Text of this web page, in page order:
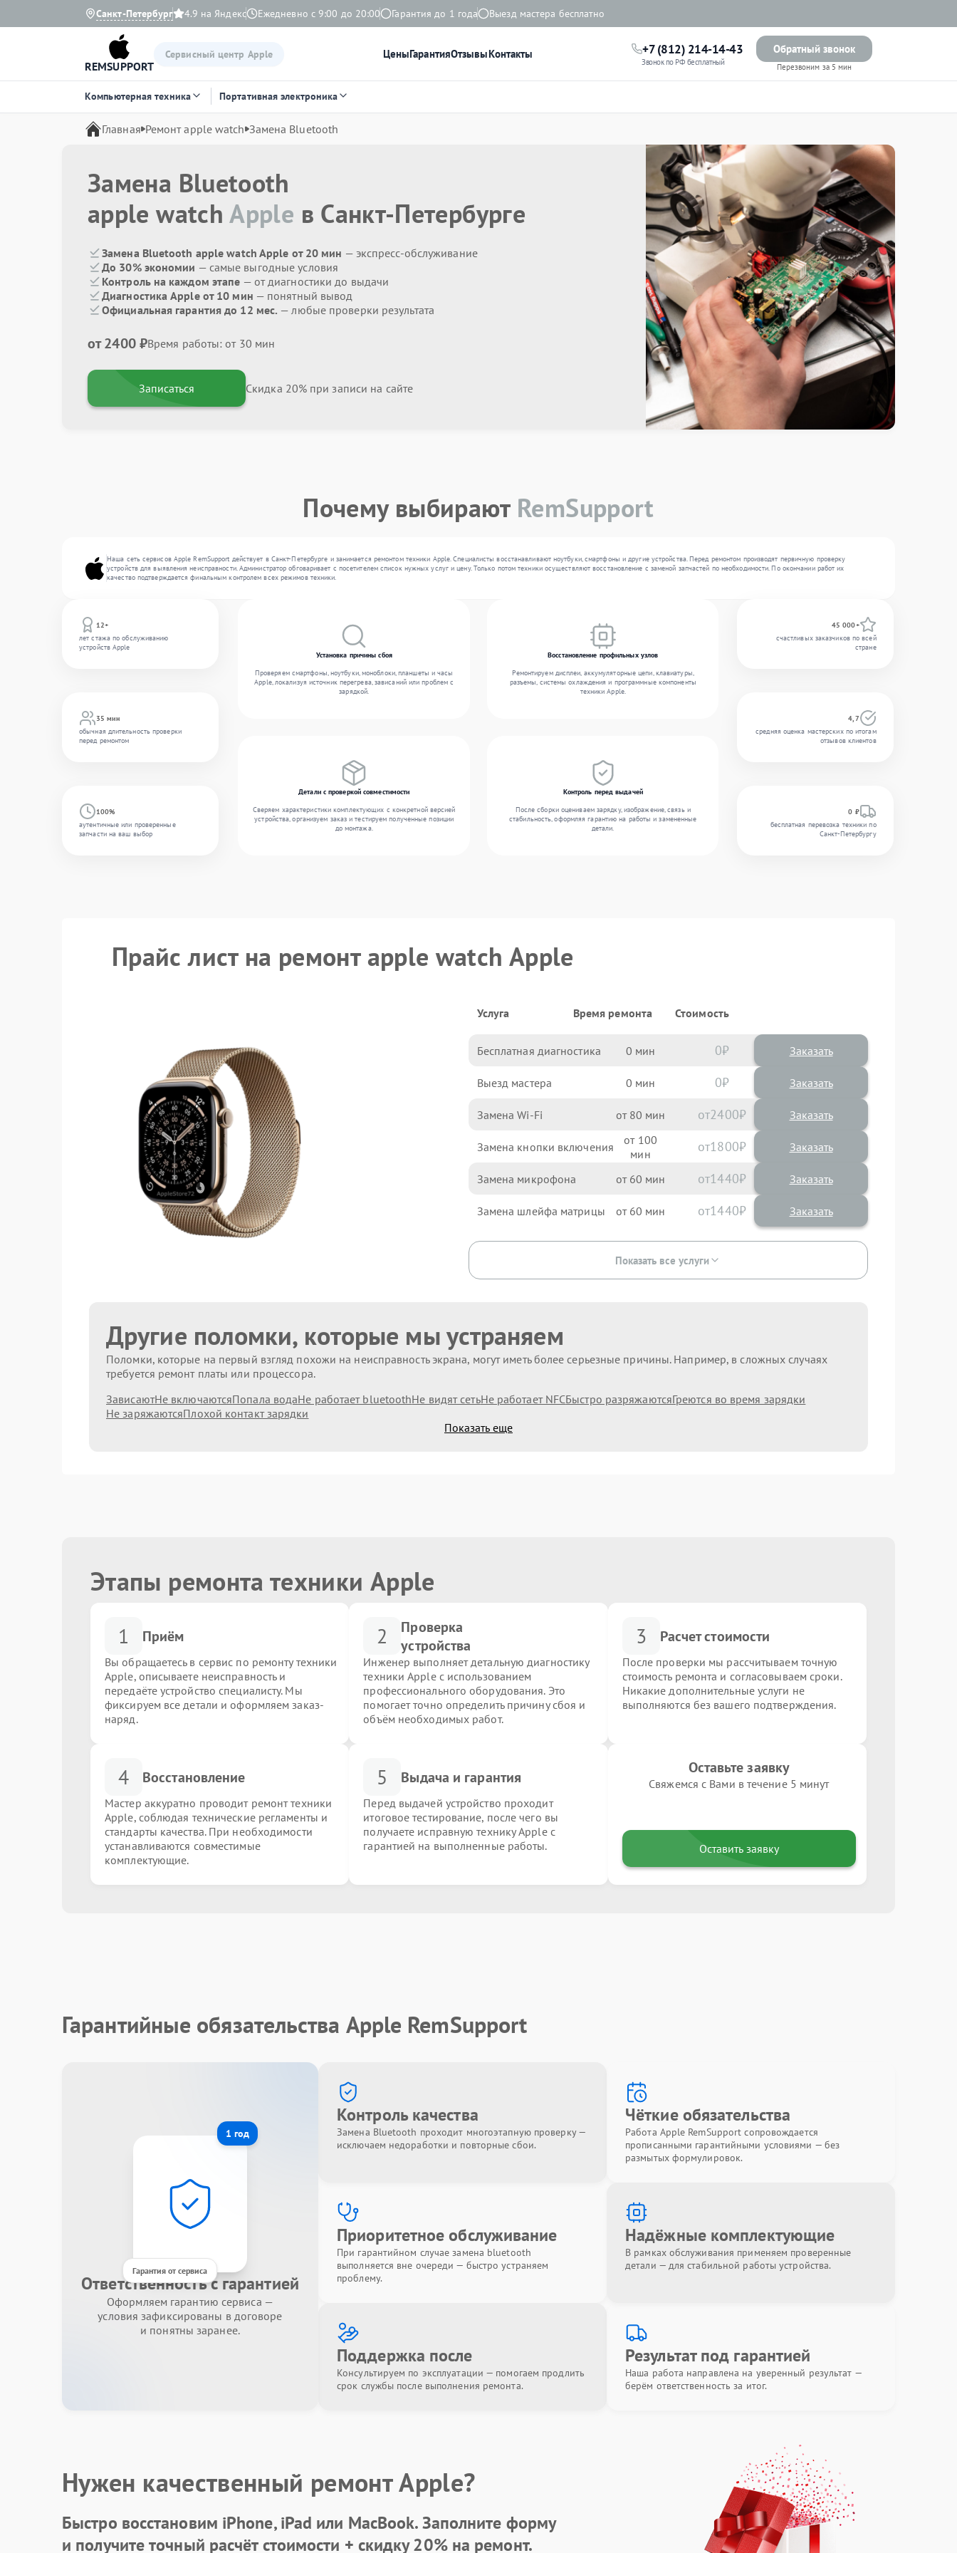
Санкт-Петербург 4.9 на Яндекс Ежедневно с 9:00 до 20:00 Гарантия до 1 года Выезд мастера бесплатно
REMSUPPORT
Сервисный центр Apple ЦеныГарантияОтзывыКонтакты +7 (812) 214-14-43
Звонок по РФ бесплатный
Обратный звонок
Перезвоним за 5 мин
Компьютерная техника Портативная электроника
Главная Ремонт apple watch Замена Bluetooth
Замена Bluetooth
apple watchApple в Санкт-Петербурге
Замена Bluetooth apple watch Apple от 20 мин — экспресс-обслуживание
До 30% экономии — самые выгодные условия
Контроль на каждом этапе — от диагностики до выдачи
Диагностика Apple от 10 мин — понятный вывод
Официальная гарантия до 12 мес. — любые проверки результата
от 2400 ₽Время работы: от 30 мин
Записаться Скидка 20% при записи на сайте
Почему выбирают RemSupport
Наша сеть сервисов Apple RemSupport действует в Санкт-Петербурге и занимается ремонтом техники Apple. Специалисты восстанавливают ноутбуки, смартфоны и другие устройства. Перед ремонтом производят первичную проверку
устройств для выявления неисправности. Администратор обговаривает с посетителем список нужных услуг и цену. Только потом техники осуществляют восстановление с заменой запчастей по необходимости. По окончании работ их
качество подтверждается финальным контролем всех режимов техники.
12+
лет стажа по обслуживанию
устройств Apple
35 мин
обычная длительность проверки
перед ремонтом
100%
аутентичные или проверенные
запчасти на ваш выбор
Установка причины сбоя
Проверяем смартфоны, ноутбуки, моноблоки, планшеты и часы
Apple, локализуя источник перегрева, зависаний или проблем с
зарядкой.
Восстановление профильных узлов
Ремонтируем дисплеи, аккумуляторные цепи, клавиатуры,
разъемы, системы охлаждения и программные компоненты
техники Apple.
Детали с проверкой совместимости
Сверяем характеристики комплектующих с конкретной версией
устройства, организуем заказ и тестируем полученные позиции
до монтажа.
Контроль перед выдачей
После сборки оцениваем зарядку, изображение, связь и
стабильность, оформляя гарантию на работы и замененные
детали.
45 000+
счастливых заказчиков по всей
стране
4,7
средняя оценка мастерских по итогам
отзывов клиентов
0 ₽
бесплатная перевозка техники по
Санкт-Петербургу
Прайс лист на ремонт apple watch Apple
Услуга Время ремонта Стоимость
Бесплатная диагностика 0 0 Заказать
Выезд мастера 0 0 Заказать
Замена Wi-Fi 80 2400
Замена кнопки включения 100 1800
Замена микрофона 60 1440
Замена шлейфа матрицы 60 1440
Показать все услуги
Другие поломки, которые мы устраняем
Поломки, которые на первый взгляд похожи на неисправность экрана, могут иметь более серьезные причины. Например, в сложных случаях
требуется ремонт платы или процессора.
ЗависаютНе включаютсяПопала водаНе работает bluetoothНе видят сетьНе работает NFCБыстро разряжаютсяГреются во время зарядки
Не заряжаютсяПлохой контакт зарядки
Показать еще
Этапы ремонта техники Apple
1 Приём
Вы обращаетесь в сервис по ремонту техники
Apple, описываете неисправность и
передаёте устройство специалисту. Мы
фиксируем все детали и оформляем заказ-
наряд.
2
Проверка
устройства
Инженер выполняет детальную диагностику
техники Apple с использованием
профессионального оборудования. Это
помогает точно определить причину сбоя и
объём необходимых работ.
3 Расчет стоимости
После проверки мы рассчитываем точную
стоимость ремонта и согласовываем сроки.
Никакие дополнительные услуги не
выполняются без вашего подтверждения.
4 Восстановление
Мастер аккуратно проводит ремонт техники
Apple, соблюдая технические регламенты и
стандарты качества. При необходимости
устанавливаются совместимые
комплектующие.
5 Выдача и гарантия
Перед выдачей устройство проходит
итоговое тестирование, после чего вы
получаете исправную технику Apple с
гарантией на выполненные работы.
Оставьте заявку
Свяжемся с Вами в течение 5 минут
Оставить заявку
Гарантийные обязательства Apple RemSupport
1 год
Гарантия от сервиса
Ответственность с гарантией
Оформляем гарантию сервиса —
условия зафиксированы в договоре
и понятны заранее.
Контроль качества
Замена Bluetooth проходит многоэтапную проверку —
исключаем недоработки и повторные сбои.
Чёткие обязательства
Работа Apple RemSupport сопровождается
прописанными гарантийными условиями — без
размытых формулировок.
Приоритетное обслуживание
При гарантийном случае замена bluetooth
выполняется вне очереди — быстро устраняем
проблему.
Надёжные комплектующие
В рамках обслуживания применяем проверенные
детали — для стабильной работы устройства.
Поддержка после
Консультируем по эксплуатации — помогаем продлить
срок службы после выполнения ремонта.
Результат под гарантией
Наша работа направлена на уверенный результат —
берём ответственность за итог.
Нужен качественный ремонт Apple?
Быстро восстановим iPhone, iPad или MacBook.Заполните форму
и получите точный расчёт стоимости + скидку 20%на ремонт.